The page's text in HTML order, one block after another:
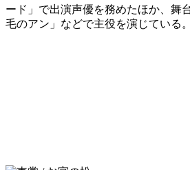
ード」で出演声優を務めたほか、舞
毛のアン」などで主役を演じている。